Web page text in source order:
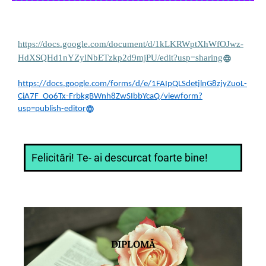
https://docs.google.com/document/d/1kLKRWptXhWfOJwz-
HdXSQHd1nYZylNbETzkp2d9mjPU/edit?usp=sharing
https://docs.google.com/forms/d/e/1FAIpQLSdetjlnG8zjyZuoL-
CiA7F_Oo6Tx-FrbkgBWnh8ZwSIbbYcaQ/viewform?
usp=publish-editor
Felicitări! Te- ai descurcat foarte bine!
DIPLOMĂ